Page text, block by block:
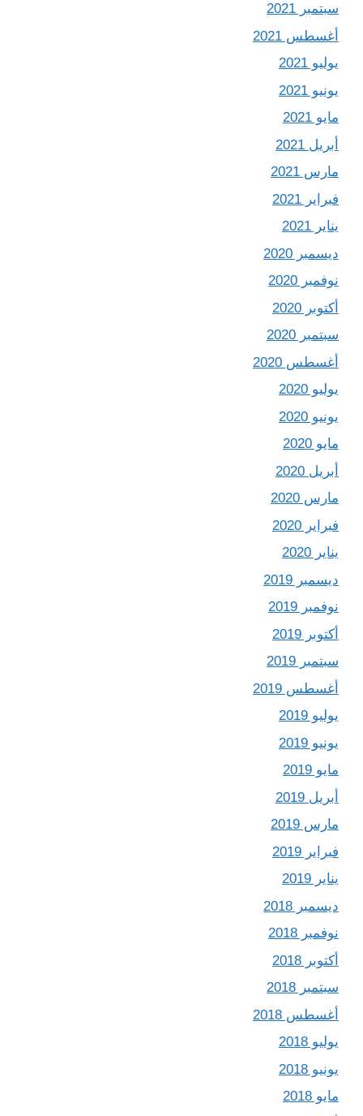
سبتمبر 2021
أغسطس 2021
يوليو 2021
يونيو 2021
مايو 2021
أبريل 2021
مارس 2021
فبراير 2021
يناير 2021
ديسمبر 2020
نوفمبر 2020
أكتوبر 2020
سبتمبر 2020
أغسطس 2020
يوليو 2020
يونيو 2020
مايو 2020
أبريل 2020
مارس 2020
فبراير 2020
يناير 2020
ديسمبر 2019
نوفمبر 2019
أكتوبر 2019
سبتمبر 2019
أغسطس 2019
يوليو 2019
يونيو 2019
مايو 2019
أبريل 2019
مارس 2019
فبراير 2019
يناير 2019
ديسمبر 2018
نوفمبر 2018
أكتوبر 2018
سبتمبر 2018
أغسطس 2018
يوليو 2018
يونيو 2018
مايو 2018